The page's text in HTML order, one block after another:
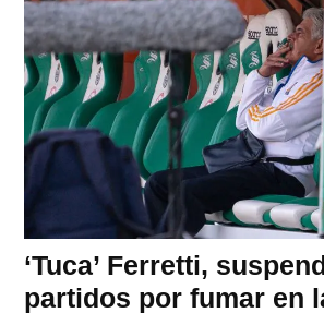
‘Tuca’ Ferretti,
partidos por fumar en